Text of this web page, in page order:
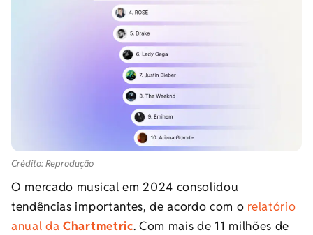
Crédito: Reprodução
O mercado musical em 2024 consolidou
tendências importantes, de acordo com o relatório
anual daChartmetric. Com mais de 11 milhões de